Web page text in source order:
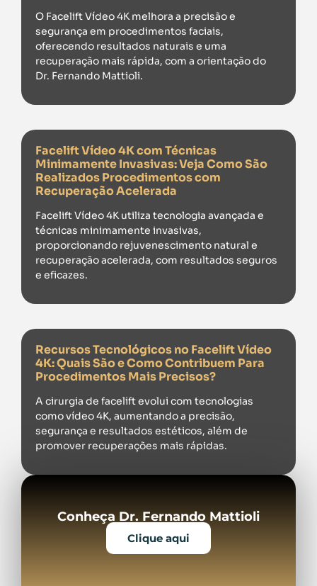
O Facelift Vídeo 4K melhora a precisão e
segurança em procedimentos faciais,
oferecendo resultados naturais e uma
recuperação mais rápida, com a orientação do
Dr. Fernando Mattioli.
Facelift Vídeo 4K com Técnicas
Minimamente Invasivas: Veja Como São
Realizados Procedimentos com
Recuperação Acelerada
Facelift Vídeo 4K utiliza tecnologia avançada e
técnicas minimamente invasivas,
proporcionando rejuvenescimento natural e
recuperação acelerada, com resultados seguros
e eficazes.
Recursos Tecnológicos no Facelift Vídeo
4K: Quais São e Como Contribuem Para
Procedimentos Mais Precisos?
A cirurgia de facelift evolui com tecnologias
como vídeo 4K, aumentando a precisão,
segurança e resultados estéticos, além de
promover recuperações mais rápidas.
Conheça Dr. Fernando Mattioli
Clique aqui